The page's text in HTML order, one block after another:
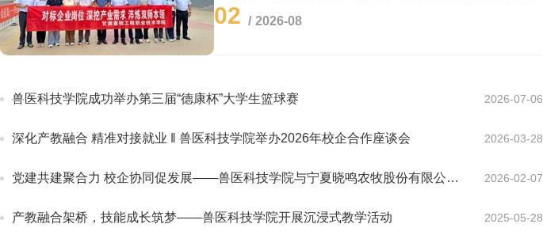
队伍，分赴甘肃大北农农牧科技有限责任公司与甘肃元生农牧科技
02 2026-08
2026-07-06
兽医科技学院成功举办第三届“德康杯”大学生篮球赛
2026-03-28
深化产教融合 精准对接就业 ‖ 兽医科技学院举办2026年校企合作座谈会
2026-02-07
党建共建聚合力 校企协同促发展——兽医科技学院与宁夏晓鸣农牧股份有限公司开展党建共建活动
2025-05-28
产教融合架桥，技能成长筑梦——兽医科技学院开展沉浸式教学活动